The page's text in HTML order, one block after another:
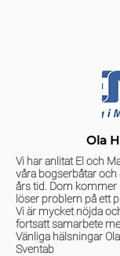
Ola
Vi har anlitat El och
våra bogserbåtar
års tid. Dom kommer
löser problem på ett
Vi är mycket nöjda
fortsatt samarbete
Vänliga hälsningar
Sventab